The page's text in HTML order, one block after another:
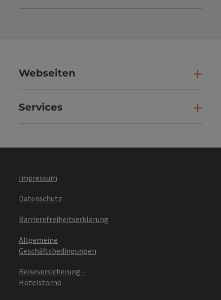
Webseiten
Services
Impressum
Datenschutz
Barrierefreiheitserklärung
Allgemeine
Geschäftsbedingungen
Reiseversicherung -
Hotelstorno